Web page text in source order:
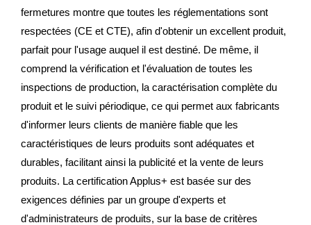
fermetures montre que toutes les réglementations sont
respectées (CE et CTE), afin d'obtenir un excellent produit,
parfait pour l'usage auquel il est destiné. De même, il
comprend la vérification et l'évaluation de toutes les
inspections de production, la caractérisation complète du
produit et le suivi périodique, ce qui permet aux fabricants
d'informer leurs clients de manière fiable que les
caractéristiques de leurs produits sont adéquates et
durables, facilitant ainsi la publicité et la vente de leurs
produits. La certification Applus+ est basée sur des
exigences définies par un groupe d'experts et
d'administrateurs de produits, sur la base de critères